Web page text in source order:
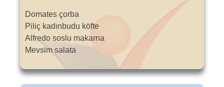
Domates çorba
Piliç kadınbudu köfte
Alfredo soslu makarna
Mevsim salata